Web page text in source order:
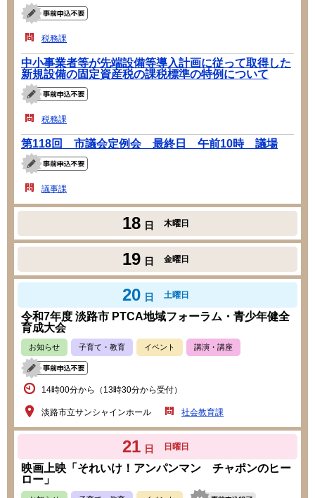
税務課
中小事業者等が先端設備等導入計画に従って取得した
新規設備の固定資産税の課税標準の特例について
税務課
第118回 市議会定例会 最終日 午前10時 議場
議事課
18 日 木曜日
19 日 金曜日
20 日 土曜日
令和7年度 淡路市 PTCA地域フォーラム・青少年健全
育成大会
お知らせ 子育て・教育 イベント 講演・講座
14時00分から（13時30分から受付）
淡路市立サンシャインホール 社会教育課
21 日 日曜日
映画上映「それいけ！アンパンマン チャポンのヒー
ロー」